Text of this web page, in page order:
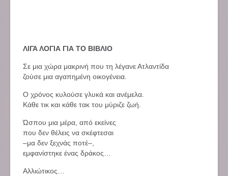
ΛΙΓΑ ΛΟΓΙΑ ΓΙΑ ΤΟ ΒΙΒΛΙΟ
Σε μια χώρα μακρινή που τη λέγανε Ατλαντίδα
ζούσε μια αγαπημένη οικογένεια.
Ο χρόνος κυλούσε γλυκά και ανέμελα.
Κάθε τικ και κάθε τακ του μύριζε ζωή.
Ώσπου μια μέρα, από εκείνες
που δεν θέλεις να σκέφτεσαι
–μα δεν ξεχνάς ποτέ–,
εμφανίστηκε ένας δράκος…
Αλλιώτικος…